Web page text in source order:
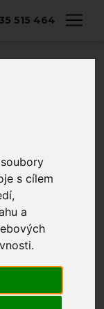
s cílem
a
515 464
13